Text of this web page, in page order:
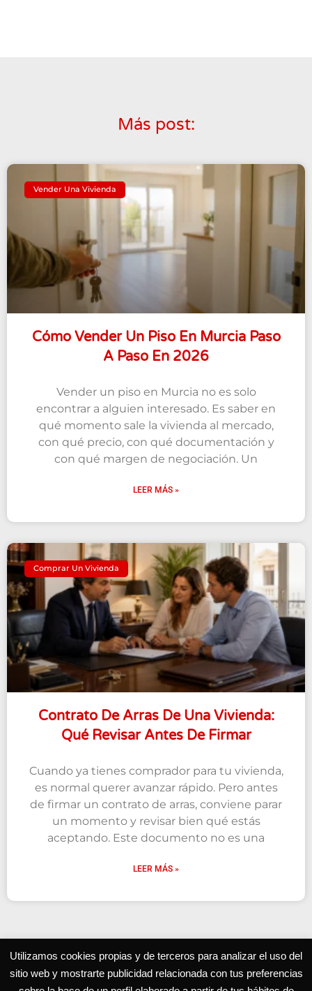
Más post:
Vender Una Vivienda
Cómo Vender Un Piso En Murcia Paso
A Paso En 2026
Vender un piso en Murcia no es solo
encontrar a alguien interesado. Es saber en
qué momento sale la vivienda al mercado,
con qué precio, con qué documentación y
con qué margen de negociación. Un
LEER MÁS »
Comprar Un Vivienda
Contrato De Arras De Una Vivienda:
Qué Revisar Antes De Firmar
Cuando ya tienes comprador para tu vivienda,
es normal querer avanzar rápido. Pero antes
de firmar un contrato de arras, conviene parar
un momento y revisar bien qué estás
aceptando. Este documento no es una
LEER MÁS »
Grupo Inmobiliario especialista en el mercado residencial
Utilizamos cookies propias y de terceros para analizar el uso del
sitio web y mostrarte publicidad relacionada con tus preferencias